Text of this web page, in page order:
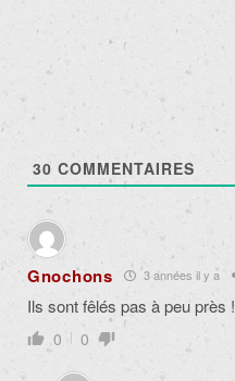
30 COMMENTAIRES
Gnochons 3 années il y a
Ils sont fêlés pas à peu près !
0 0